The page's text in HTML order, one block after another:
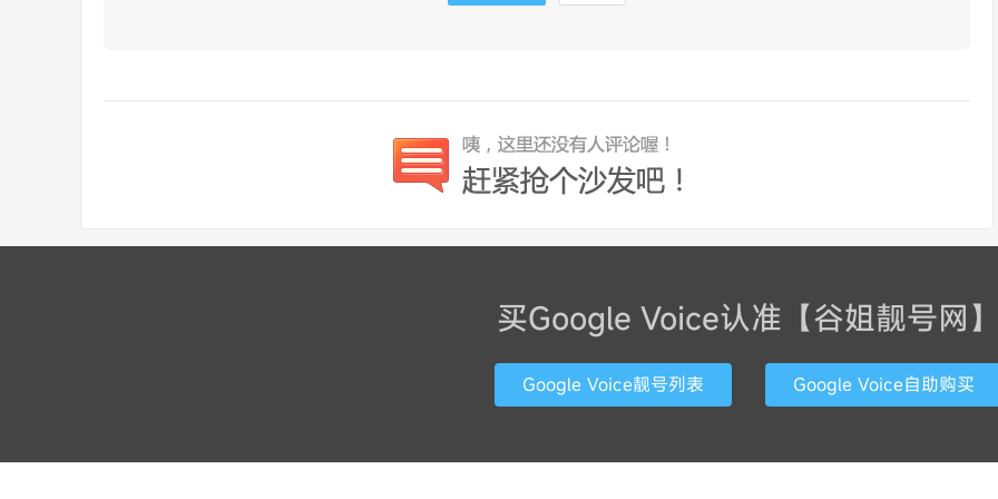
买Google Voice认准【谷姐靓号网
Google Voice靓号列表 Google Voice自助购买